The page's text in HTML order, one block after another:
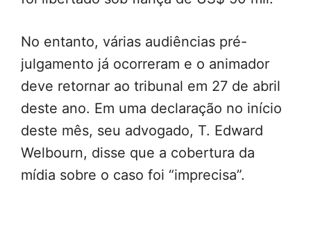
No entanto, várias audiências pré-
julgamento já ocorreram e o animador
deve retornar ao tribunal em 27 de abril
deste ano. Em uma declaração no início
deste mês, seu advogado, T. Edward
Welbourn, disse que a cobertura da
mídia sobre o caso foi “imprecisa”.